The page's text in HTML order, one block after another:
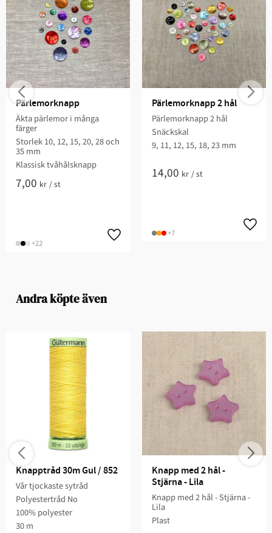
Pärlemorknapp
Äkta pärlemor i många
färger
Storlek 10, 12, 15, 20, 28 och
35 mm
Klassisk tvåhålsknapp
7,00 kr /st
+22
Pärlemorknapp 2 hål
Pärlemorknapp 2 hål
Snäckskal
9, 11, 12, 15, 18, 23 mm
14,00 kr /st
+7
Andra köpte även
Knapptråd 30m Gul / 852
Vår tjockaste sytråd
Polyestertråd No
100% polyester
30 m
Knapp med 2 hål -
Stjärna - Lila
Knapp med 2 hål - Stjärna -
Lila
Plast